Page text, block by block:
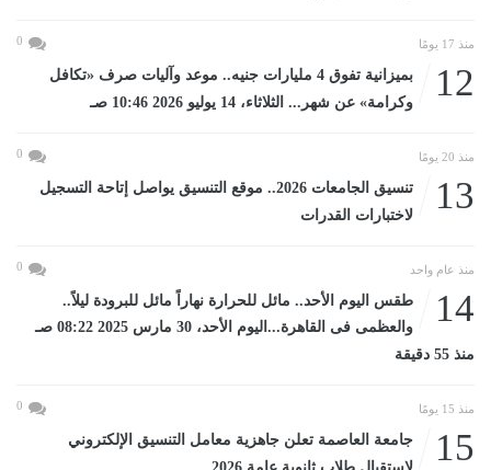
منذ 17 يومًا 0
12
بميزانية تفوق 4 مليارات جنيه.. موعد وآليات صرف «تكافل
وكرامة» عن شهر... الثلاثاء، 14 يوليو 2026 10:46 صـ
منذ 20 يومًا 0
13
تنسيق الجامعات 2026.. موقع التنسيق يواصل إتاحة التسجيل
لاختبارات القدرات
منذ عام واحد 0
14
طقس اليوم الأحد.. مائل للحرارة نهاراً مائل للبرودة ليلاً..
والعظمى فى القاهرة...اليوم الأحد، 30 مارس 2025 08:22 صـ
منذ 55 دقيقة
منذ 15 يومًا 0
15
جامعة العاصمة تعلن جاهزية معامل التنسيق الإلكتروني